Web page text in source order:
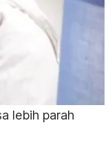
lebih parah